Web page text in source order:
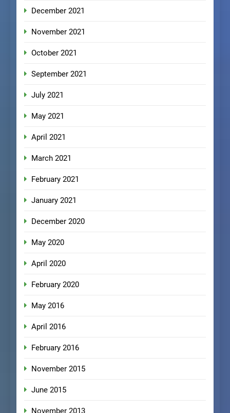
December 2021
November 2021
October 2021
September 2021
July 2021
May 2021
April 2021
March 2021
February 2021
January 2021
December 2020
May 2020
April 2020
February 2020
May 2016
April 2016
February 2016
November 2015
June 2015
November 2013